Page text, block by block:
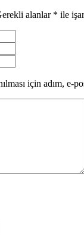
alanlar * ile
için adım, e-